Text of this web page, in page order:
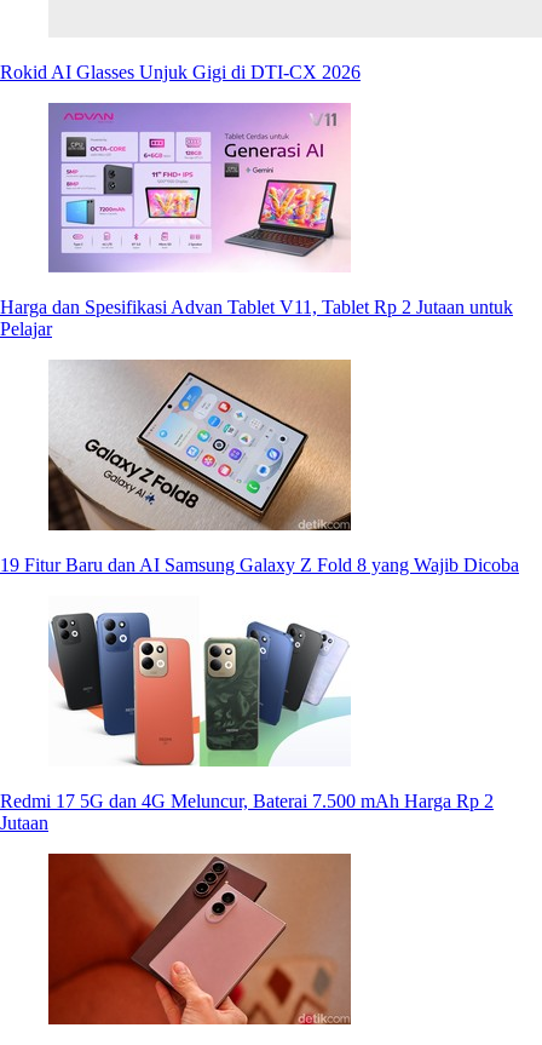
Rokid AI Glasses Unjuk Gigi di DTI-CX 2026
Harga dan Spesifikasi Advan Tablet V11, Tablet Rp 2 Jutaan untuk
Pelajar
19 Fitur Baru dan AI Samsung Galaxy Z Fold 8 yang Wajib Dicoba
Redmi 17 5G dan 4G Meluncur, Baterai 7.500 mAh Harga Rp 2
Jutaan